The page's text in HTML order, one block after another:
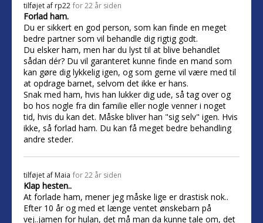
tilføjet af rp22 for 22 år siden
Forlad ham.
Du er sikkert en god person, som kan finde en meget
bedre partner som vil behandle dig rigtig godt.
Du elsker ham, men har du lyst til at blive behandlet
sådan dér? Du vil garanteret kunne finde en mand som
kan gøre dig lykkelig igen, og som gerne vil være med til
at opdrage barnet, selvom det ikke er hans.
Snak med ham, hvis han lukker dig ude, så tag over og
bo hos nogle fra din familie eller nogle venner i noget
tid, hvis du kan det. Måske bliver han "sig selv" igen. Hvis
ikke, så forlad ham. Du kan få meget bedre behandling
andre steder.
tilføjet af Maia for 22 år siden
Klap hesten..
At forlade ham, mener jeg måske lige er drastisk nok..
Efter 10 år og med et længe ventet ønskebarn på
vej..jamen for hulan, det må man da kunne tale om, det